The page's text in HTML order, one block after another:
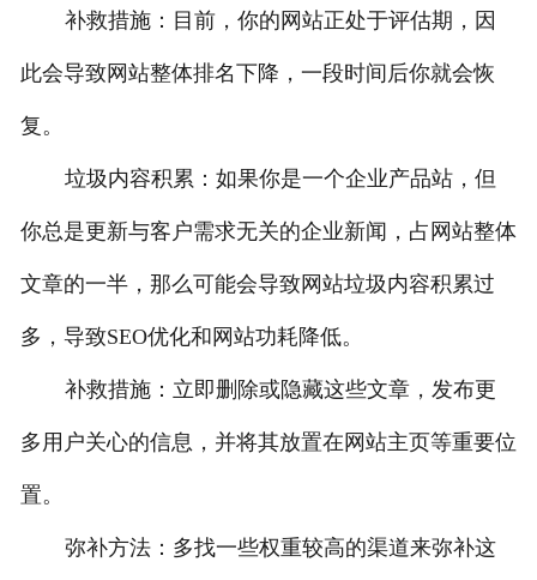
补救措施：目前，你的网站正处于评估期，因
此会导致网站整体排名下降，一段时间后你就会恢
复。
垃圾内容积累：如果你是一个企业产品站，但
你总是更新与客户需求无关的企业新闻，占网站整体
文章的一半，那么可能会导致网站垃圾内容积累过
多，导致SEO优化和网站功耗降低。
补救措施：立即删除或隐藏这些文章，发布更
多用户关心的信息，并将其放置在网站主页等重要位
置。
弥补方法：多找一些权重较高的渠道来弥补这